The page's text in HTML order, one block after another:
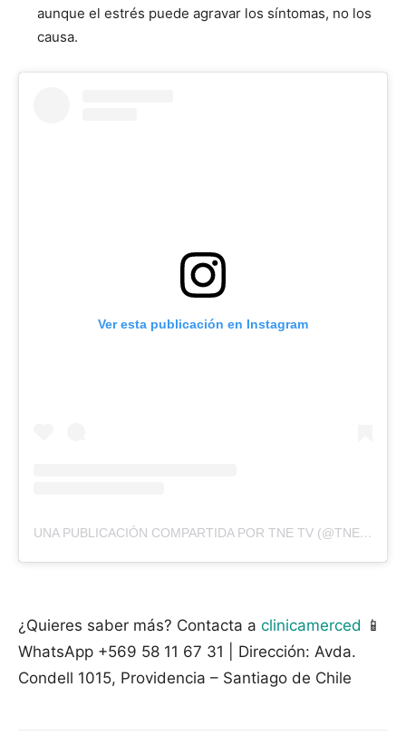
aunque el estrés puede agravar los síntomas, no los
causa.
Ver esta publicación en Instagram
UNA PUBLICACIÓN COMPARTIDA POR TNE TV (@TNETV)
¿Quieres saber más? Contacta a clinicamerced 📱
WhatsApp +569 58 11 67 31 | Dirección: Avda.
Condell 1015, Providencia – Santiago de Chile